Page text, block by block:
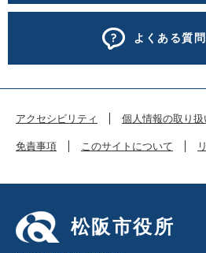
よくある質
アクセシビリティ 個人情報の取り扱
免責事項 このサイトについて
松阪市役所